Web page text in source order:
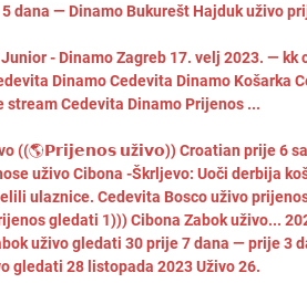
dana — Dinamo Bukurešt Hajduk uživo
- Dinamo Zagreb 17. velj 2023. — kk
Dinamo Cedevita Dinamo Košarka
stream Cedevita Dinamo Prijenos ...
((🌎𝗣𝗿𝗶𝗷𝗲𝗻𝗼𝘀 𝘂ž𝗶𝘃𝗼)) Croatian prije 6
uživo Cibona -Škrljevo: Uoči derbija
ulaznice. Cedevita Bosco uživo
gledati 1))) Cibona Zabok uživo...
uživo gledati 30 prije 7 dana — prije 3
gledati 28 listopada 2023 Uživo 26.